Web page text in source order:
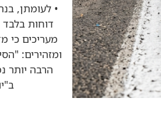
דוחות
מעריכים כי
ומזהירים:
הרבה יותר